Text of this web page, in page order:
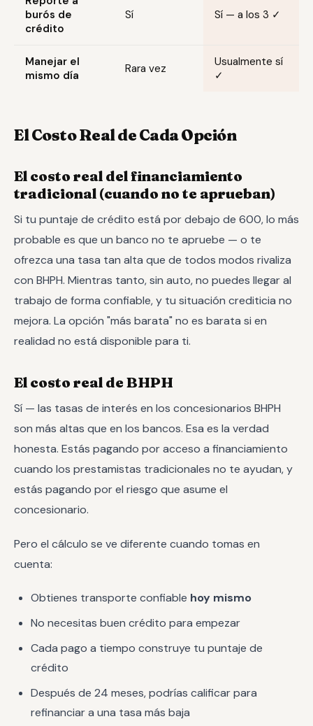
burós de
crédito
Sí Sí — a los 3 ✓
Manejar el
mismo día
Rara vez
Usualmente sí
✓
El Costo Real de Cada Opción
El costo real del financiamiento
tradicional (cuando no te aprueban)
Si tu puntaje de crédito está por debajo de 600, lo más
probable es que un banco no te apruebe — o te
ofrezca una tasa tan alta que de todos modos rivaliza
con BHPH. Mientras tanto, sin auto, no puedes llegar al
trabajo de forma confiable, y tu situación crediticia no
mejora. La opción "más barata" no es barata si en
realidad no está disponible para ti.
El costo real de BHPH
Sí — las tasas de interés en los concesionarios BHPH
son más altas que en los bancos. Esa es la verdad
honesta. Estás pagando por acceso a financiamiento
cuando los prestamistas tradicionales no te ayudan, y
estás pagando por el riesgo que asume el
concesionario.
Pero el cálculo se ve diferente cuando tomas en
cuenta:
Obtienes transporte confiable hoy mismo
No necesitas buen crédito para empezar
Cada pago a tiempo construye tu puntaje de
crédito
Después de 24 meses, podrías calificar para
refinanciar a una tasa más baja